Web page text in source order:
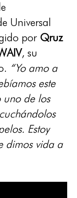
Universal
por Qruz
, su
“Yo amo a
este
uno de los
Estoy
dimos vida a